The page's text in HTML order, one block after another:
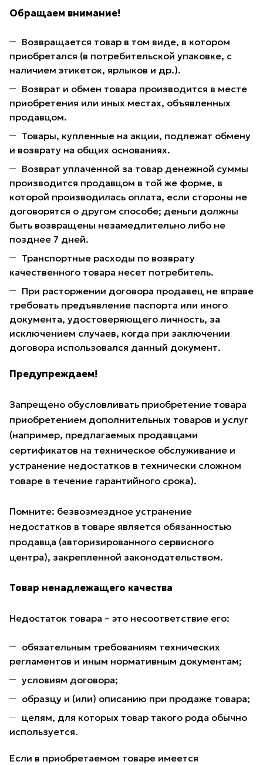
Обращаем внимание!
Возвращается товар в том виде, в котором
приобретался (в потребительской упаковке, с
наличием этикеток, ярлыков и др.).
Возврат и обмен товара производится в месте
приобретения или иных местах, объявленных
продавцом.
Товары, купленные на акции, подлежат обмену
и возврату на общих основаниях.
Возврат уплаченной за товар денежной суммы
производится продавцом в той же форме, в
которой производилась оплата, если стороны не
договорятся о другом способе; деньги должны
быть возвращены незамедлительно либо не
позднее 7 дней.
Транспортные расходы по возврату
качественного товара несет потребитель.
При расторжении договора продавец не вправе
требовать предъявление паспорта или иного
документа, удостоверяющего личность, за
исключением случаев, когда при заключении
договора использовался данный документ.
Предупреждаем!
Запрещено обусловливать приобретение товара
приобретением дополнительных товаров и услуг
(например, предлагаемых продавцами
сертификатов на техническое обслуживание и
устранение недостатков в технически сложном
товаре в течение гарантийного срока).
Помните: безвозмездное устранение
недостатков в товаре является обязанностью
продавца (авторизированного сервисного
центра), закрепленной законодательством.
Товар ненадлежащего качества
Недостаток товара – это несоответствие его:
обязательным требованиям технических
регламентов и иным нормативным документам;
условиям договора;
образцу и (или) описанию при продаже товара;
целям, для которых товар такого рода обычно
используется.
Если в приобретаемом товаре имеется